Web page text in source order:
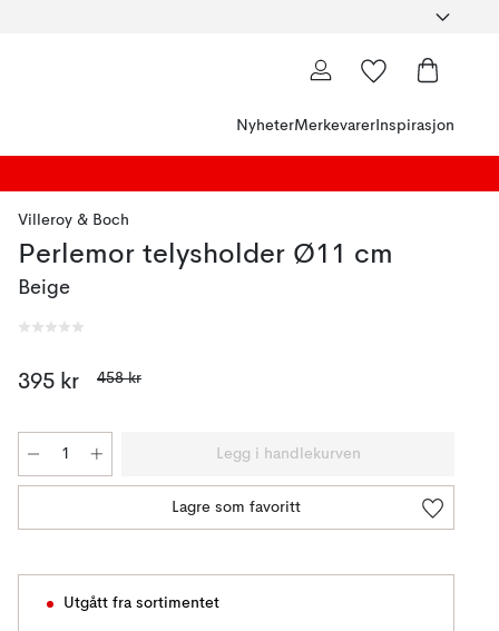
NyheterMerkevarer Inspirasjon
Villeroy & Boch
Perlemor telysholder Ø11 cm
Beige
395 kr 458 kr
Legg i handlekurven
Lagre som favoritt
Utgått fra sortimentet